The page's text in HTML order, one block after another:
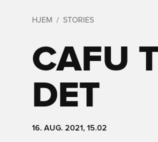
HJEM STORIES
CAFU
DET
16. AUG. 2021, 15.02